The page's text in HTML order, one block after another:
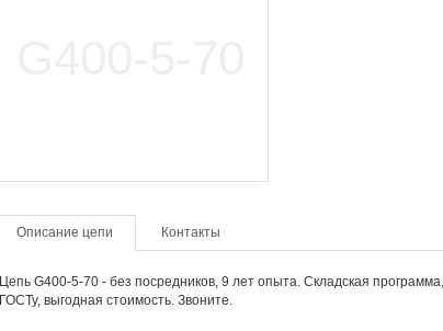
Описание цепи Контакты
Цепь G400-5-70 - без посредников, 9 лет опыта. Складская
ГОСТу, выгодная стоимость. Звоните.